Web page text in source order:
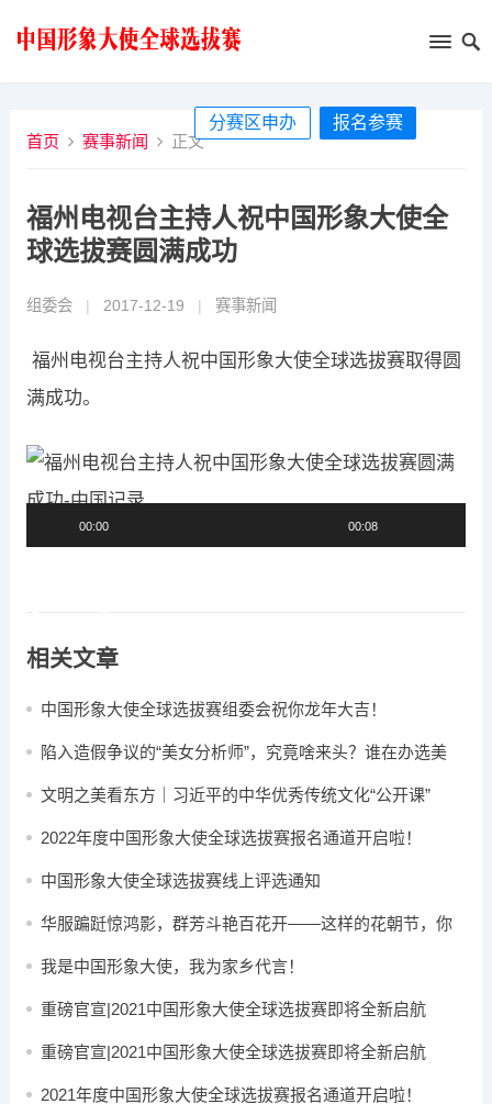
分赛区申办
报名参赛
首页
赛事新闻 正文
福州电视台主持人祝中国形象大使全
球选拔赛圆满成功
组委会 | 2017-12-19 | 赛事新闻
福州电视台主持人祝中国形象大使全球选拔赛取得圆
满成功。
放
00:00 00:08
相关文章
中国形象大使全球选拔赛组委会祝你龙年大吉​！
陷入造假争议的“美女分析师”，究竟啥来头？谁在办选美
赛？
文明之美看东方｜习近平的中华优秀传统文化“公开课”
2022年度中国形象大使全球选拔赛报名通道开启啦！
中国形象大使全球选拔赛线上评选通知
华服蹁跹惊鸿影，群芳斗艳百花开——这样的花朝节，你
心动了吗？
我是中国形象大使，我为家乡代言！
重磅官宣|2021中国形象大使全球选拔赛即将全新启航
重磅官宣|2021中国形象大使全球选拔赛即将全新启航
2021年度中国形象大使全球选拔赛报名通道开启啦！